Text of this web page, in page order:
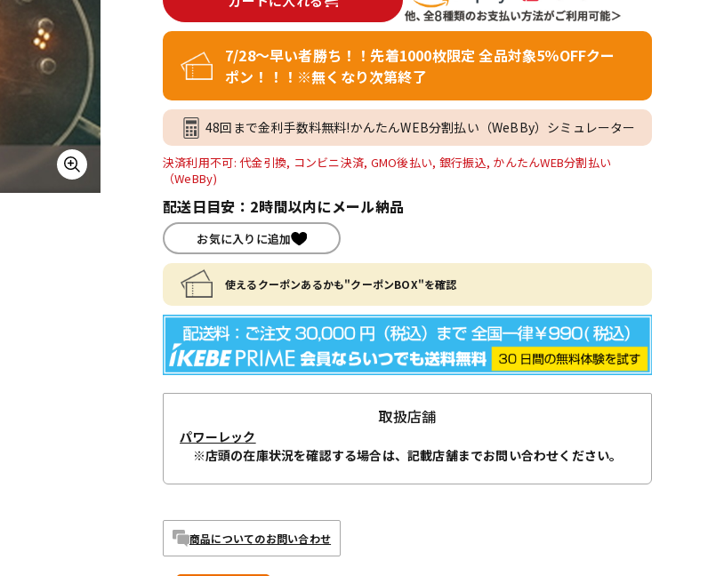
7/28～早い者勝ち！！先着1000枚限定 全品対象5％OFFクー
ポン！！！※無くなり次第終了
48回まで金利手数料無料!かんたんWEB分割払い（WeBBy）シミュレーター
決済利用不可: 代金引換, コンビニ決済, GMO後払い, 銀行振込, かんたんWEB分割払い
（WeBBy)
配送日目安：2時間以内にメール納品
お気に入りに追加
使えるクーポンあるかも"クーポンBOX"を確認
取扱店舗
パワーレック
※店頭の在庫状況を確認する場合は、記載店舗までお問い合わせください。
商品についてのお問い合わせ